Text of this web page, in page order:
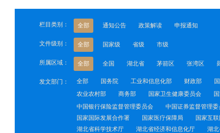
栏目类别： 全部 通知公告 政策解读 申报通知
文件级别： 全部 国家级 省级 市级
所属区域： 全部 全国 湖北省 茅箭区 张湾区
发文部门： 全部 国务院 工业和信息化部 财政部
农业农村部
商务部 国家卫生健康委员会
中国银行保险监督管理委员会
中国证券监督管理委
国家国际发展合作署
国家医疗保障局
国家互
湖北省科学技术厅
湖北省经济和信息化厅
湖